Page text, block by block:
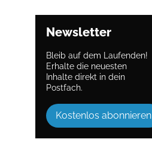
Newsletter
Bleib auf dem Laufenden!
Erhalte die neuesten
Inhalte direkt in dein
Postfach.
Kostenlos abonnieren